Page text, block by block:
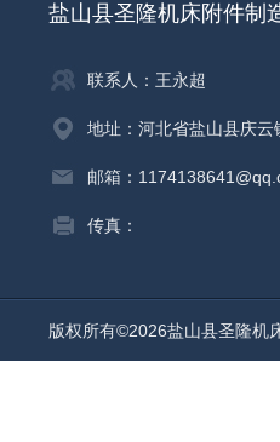
盐山县圣隆机床附件制
联系人：王永超
地址：河北省盐山县庆云
邮箱：
传真：
版权所有©2026盐山县圣隆